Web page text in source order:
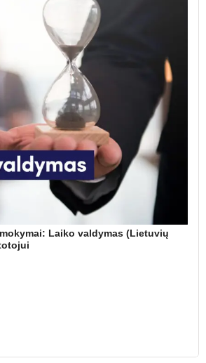
Laiko valdymas (Lietuvių